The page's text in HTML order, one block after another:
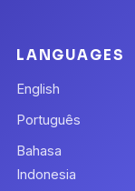
LANGUAGES
English
Português
Bahasa
Indonesia